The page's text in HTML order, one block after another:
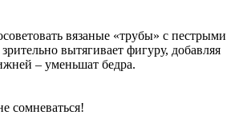
вязаные «трубы» с пестрыми
вытягивает фигуру, добавляя
– уменьшат бедра.
сомневаться!